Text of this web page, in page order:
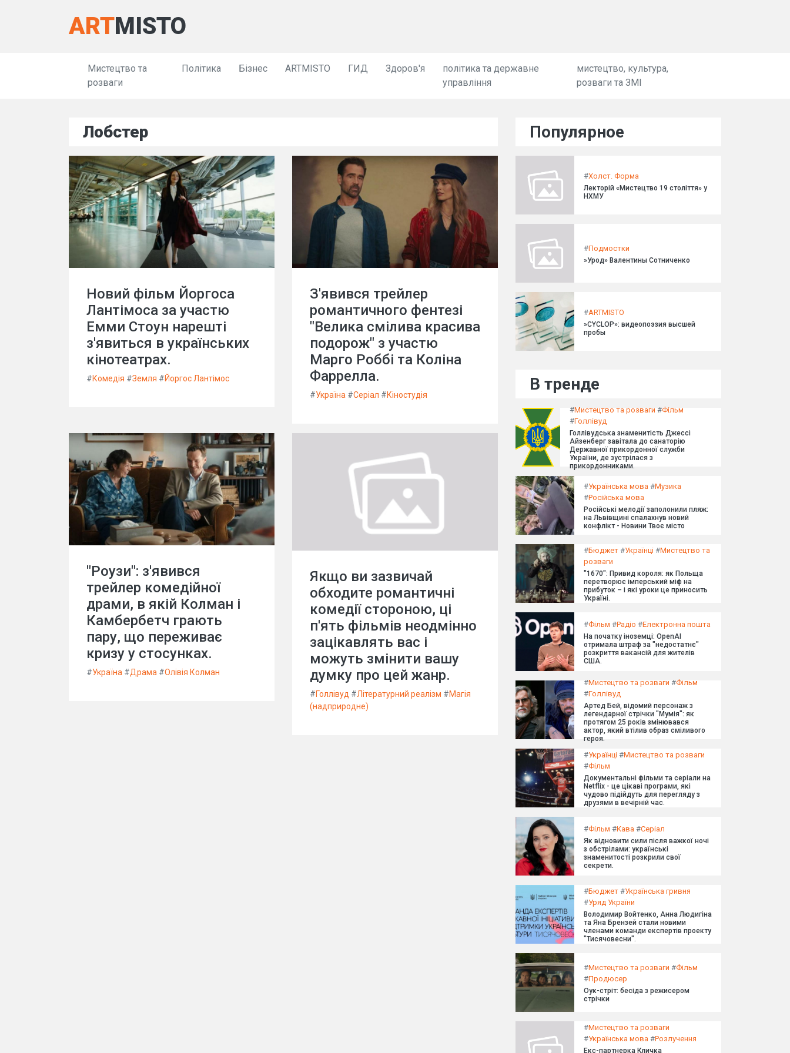
ARTMISTO
Мистецтво та
розваги
Політика Бізнес ARTMISTO ГИД Здоров'я
політика та державне
управління
мистецтво, культура,
розваги та ЗМІ
Лобстер
Новий фільм Йоргоса
Лантімоса за участю
Емми Стоун нарешті
з'явиться в українських
кінотеатрах.
#Комедія #Земля #Йоргос Лантімос
З'явився трейлер
романтичного фентезі
"Велика смілива красива
подорож" з участю
Марго Роббі та Коліна
Фаррелла.
#Україна #Серіал #Кіностудія
"Роузи": з'явився
трейлер комедійної
драми, в якій Колман і
Камбербетч грають
пару, що переживає
кризу у стосунках.
#Україна #Драма #Олівія Колман
Якщо ви зазвичай
обходите романтичні
комедії стороною, ці
п'ять фільмів неодмінно
зацікавлять вас і
можуть змінити вашу
думку про цей жанр.
#Голлівуд #Літературний реалізм #Магія
(надприродне)
Популярное
#Холст. Форма
Лекторій «Мистецтво 19 століття» у
НХМУ
#Подмостки
»Урод» Валентины Сотниченко
#ARTMISTO
»CYCLOP»: видеопоэзия высшей
пробы
В тренде
#Мистецтво та розваги #Фільм
#Голлівуд
Голлівудська знаменитість Джессі
Айзенберг завітала до санаторію
Державної прикордонної служби
України, де зустрілася з
прикордонниками.
#Українська мова #Музика
#Російська мова
Російські мелодії заполонили пляж:
на Львівщині спалахнув новий
конфлікт - Новини Твоє місто
#Бюджет #Українці #Мистецтво та
розваги
"1670": Привид короля: як Польща
перетворює імперський міф на
прибуток – і які уроки це приносить
Україні.
#Фільм #Радіо #Електронна пошта
На початку іноземці: OpenAI
отримала штраф за "недостатнє"
розкриття вакансій для жителів
США.
#Мистецтво та розваги #Фільм
#Голлівуд
Артед Бей, відомий персонаж з
легендарної стрічки "Мумія": як
протягом 25 років змінювався
актор, який втілив образ сміливого
героя.
#Українці #Мистецтво та розваги
#Фільм
Документальні фільми та серіали на
Netflix - це цікаві програми, які
чудово підійдуть для перегляду з
друзями в вечірній час.
#Фільм #Кава #Серіал
Як відновити сили після важкої ночі
з обстрілами: українські
знаменитості розкрили свої
секрети.
#Бюджет #Українська гривня
#Уряд України
Володимир Войтенко, Анна Людигіна
та Яна Брензей стали новими
членами команди експертів проекту
"Тисячовесни".
#Мистецтво та розваги #Фільм
#Продюсер
Оук-стріт: бесіда з режисером
стрічки
#Мистецтво та розваги
#Українська мова #Розлучення
Екс-партнерка Кличка